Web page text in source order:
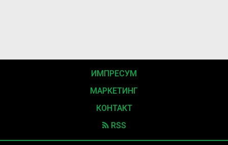
ИМПРЕСУМ
МАРКЕТИНГ
КОНТАКТ
RSS